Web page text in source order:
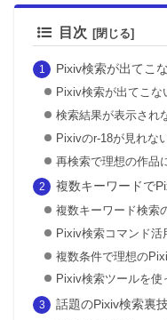
目次
Pixiv検索が出てこ
Pixiv検索が出てこ
検索結果が表示され
Pixivのr-18が見れな
再検索で理想の作品
複数キーワードで
複数キーワード検索
Pixiv検索コマンド活
複数条件で理想の
Pixiv検索ツールを使
話題のPixiv検索裏